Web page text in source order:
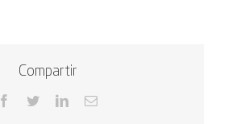
Compartir
Facebook
TwitterLinkedInCorreo